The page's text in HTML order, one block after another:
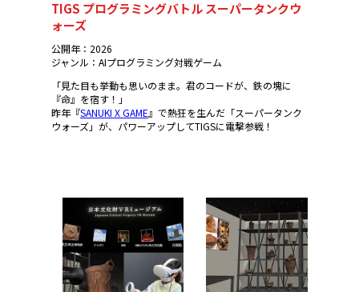
TIGS プログラミングバトル スーパータンクウ
ォーズ
公開年：2026
ジャンル：AIプログラミング対戦ゲーム
「見た目も挙動も思いのまま。君のコードが、鉄の塊に
『命』を宿す！」
昨年『SANUKI X GAME』で熱狂を生んだ「スーパータンク
ウォーズ」が、パワーアップしてTIGSに電撃参戦！